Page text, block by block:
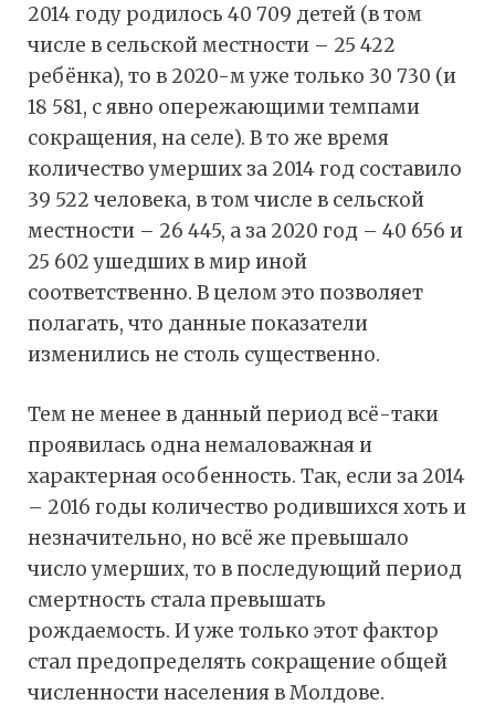
2014 году родилось 40 709 детей (в том
числе в сельской местности – 25 422
ребёнка), то в 2020-м уже только 30 730 (и
18 581, с явно опережающими темпами
сокращения, на селе). В то же время
количество умерших за 2014 год составило
39 522 человека, в том числе в сельской
местности – 26 445, а за 2020 год – 40 656 и
25 602 ушедших в мир иной
соответственно. В целом это позволяет
полагать, что данные показатели
изменились не столь существенно.
Тем не менее в данный период всё-таки
проявилась одна немаловажная и
характерная особенность. Так, если за 2014
– 2016 годы количество родившихся хоть и
незначительно, но всё же превышало
число умерших, то в последующий период
смертность стала превышать
рождаемость. И уже только этот фактор
стал предопределять сокращение общей
численности населения в Молдове.